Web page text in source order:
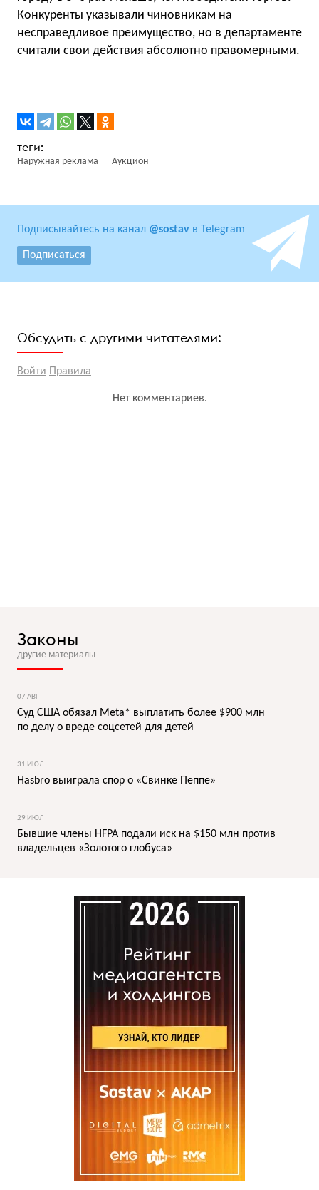
Конкуренты указывали чиновникам на
несправедливое преимущество, но в департаменте
считали свои действия абсолютно правомерными.
Наружная реклама Аукцион
Подписывайтесь на канал @sostav в Telegram
Подписаться
Обсудить с другими читателями:
Войти Правила
Нет комментариев.
Законы
другие материалы
07 АВГ
Суд США обязал Meta* выплатить более $900 млн
по делу о вреде соцсетей для детей
31 ИЮЛ
Hasbro выиграла спор о «Свинке Пеппе»
29 ИЮЛ
Бывшие члены HFPA подали иск на $150 млн против
владельцев «Золотого глобуса»